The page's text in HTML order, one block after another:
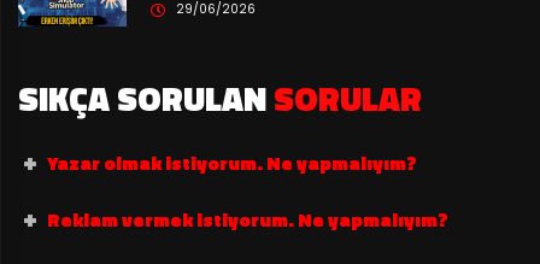
29/06/2026
SIKÇA SORULANSORULAR
Yazar olmak istiyorum. Ne yapmalıyım?
Reklam vermek istiyorum. Ne yapmalıyım?